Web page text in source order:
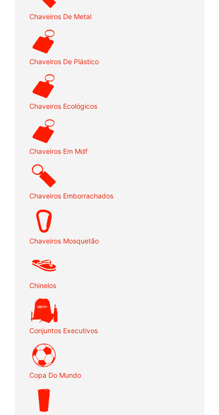
Chaveiros De Metal
Chaveiros De Plástico
Chaveiros Ecológicos
Chaveiros Em Mdf
Chaveiros Emborrachados
Chaveiros Mosquetão
Chinelos
Conjuntos Executivos
Copa Do Mundo